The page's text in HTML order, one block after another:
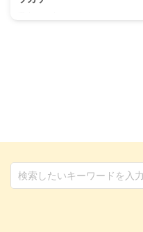
ところなんですよ。 雨の日は車
を取りに行くのが心の底から嫌に
ても問題なかったからですが、最
カートを買っちゃいました。 銀
のペットカートデビューです。